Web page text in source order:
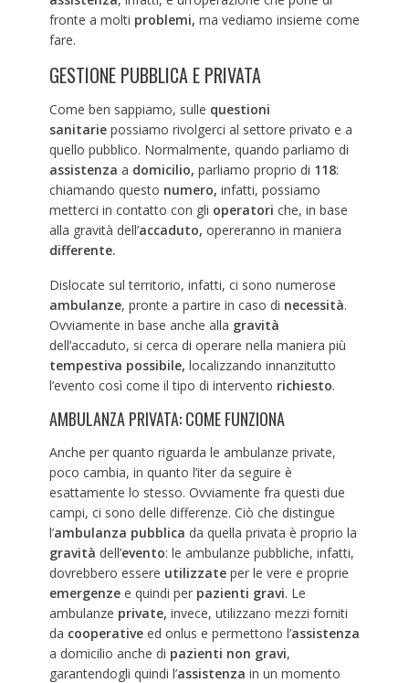
fronte a molti problemi, ma vediamo insieme come
fare.
GESTIONE PUBBLICA E PRIVATA
Come ben sappiamo, sulle questioni
sanitariepossiamo rivolgerci al settore privato e a
quello pubblico. Normalmente, quando parliamo di
assistenza a domicilio, parliamo proprio di 118:
chiamando questo numero, infatti, possiamo
metterci in contatto con gli operatori che, in base
alla gravità dell’accaduto, opereranno in maniera
differente.
Dislocate sul territorio, infatti, ci sono numerose
ambulanze, pronte a partire in caso di necessità.
Ovviamente in base anche alla gravità
dell’accaduto, si cerca di operare nella maniera più
tempestiva possibile, localizzando innanzitutto
l’evento così come il tipo di intervento richiesto.
AMBULANZA PRIVATA: COME FUNZIONA
Anche per quanto riguarda le ambulanze private,
poco cambia, in quanto l’iter da seguire è
esattamente lo stesso. Ovviamente fra questi due
campi, ci sono delle differenze. Ciò che distingue
l’ambulanza pubblica da quella privata è proprio la
gravità dell’evento: le ambulanze pubbliche, infatti,
dovrebbero essere utilizzateper le vere e proprie
emergenzee quindi per pazienti gravi. Le
ambulanze private, invece, utilizzano mezzi forniti
da cooperativeed onlus e permettono l’assistenza
a domicilio anche di pazienti non gravi,
garantendogli quindi l’assistenza in un momento